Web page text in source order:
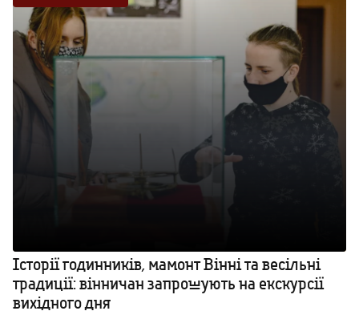
Історії годинників, мамонт Вінні та весільні
традиції: вінничан запрошують на екскурсії
вихідного дня